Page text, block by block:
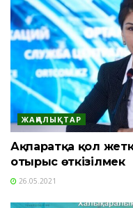
ЖАҢАЛЫҚТАР
Ақпаратқа қол
отырыс өткізілмек
26.05.2021